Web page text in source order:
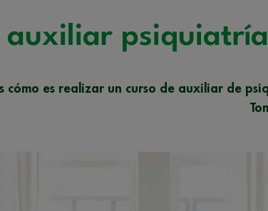
auxiliar
cómo es realizar un curso de auxiliar de